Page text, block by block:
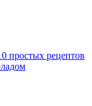
простых рецептов